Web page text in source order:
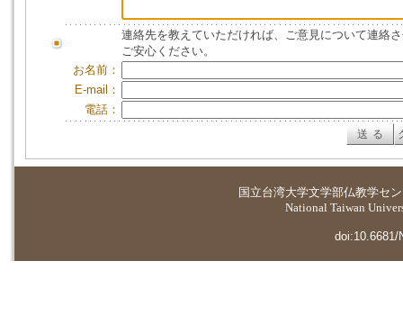
連絡先を教えていただければ、ご意見について連絡
ご安心ください。
お名前：
E-mail：
電話：
国立台湾大学文学部仏教学セ
National Taiwan
doi:10.6681/